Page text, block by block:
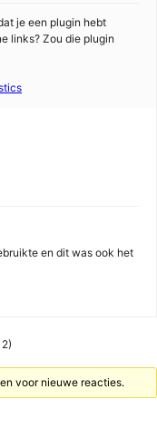
je een plugin hebt
links? Zou die plugin
en dit was ook het
voor nieuwe reacties.